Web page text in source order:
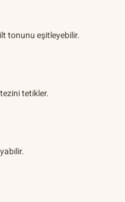
tonunu eşitleyebilir.
tetikler.